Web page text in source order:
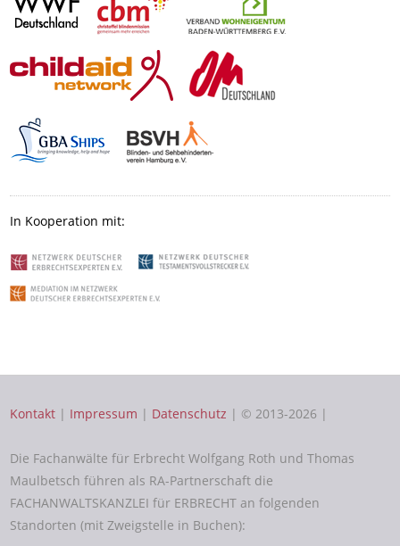
In Kooperation mit:
Kontakt | Impressum | Datenschutz | © 2013-2026 |
Die Fachanwälte für Erbrecht Wolfgang Roth und Thomas
Maulbetsch führen als RA-Partnerschaft die
FACHANWALTSKANZLEI für ERBRECHT an folgenden
Standorten (mit Zweigstelle in Buchen):